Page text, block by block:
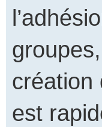
création
est